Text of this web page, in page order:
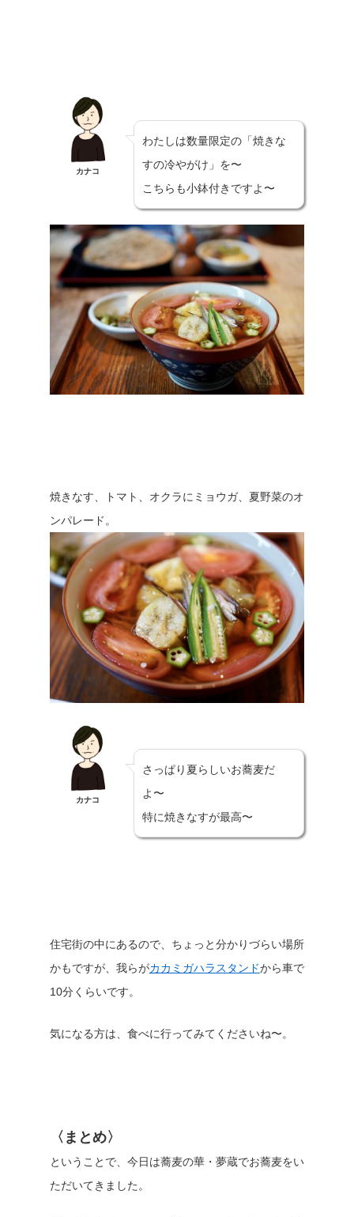
カナコ
わたしは数量限定の「焼きな
すの冷やがけ」を〜
こちらも小鉢付きですよ〜
焼きなす、トマト、オクラにミョウガ、夏野菜のオ
ンパレード。
カナコ
さっぱり夏らしいお蕎麦だ
よ〜
特に焼きなすが最高〜
住宅街の中にあるので、ちょっと分かりづらい場所
かもですが、我らがカカミガハラスタンドから車で
10分くらいです。
気になる方は、食べに行ってみてくださいね〜。
〈まとめ〉
ということで、今日は蕎麦の華・夢蔵でお蕎麦をい
ただいてきました。